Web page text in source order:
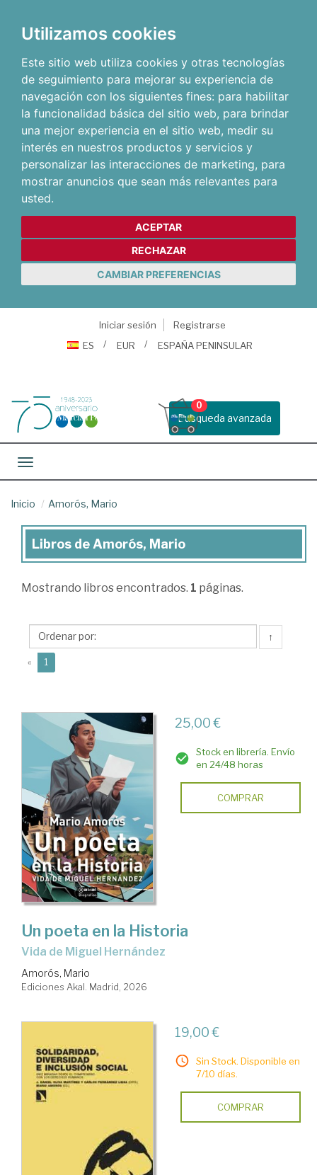
Utilizamos cookies
Este sitio web utiliza cookies y otras tecnologías
de seguimiento para mejorar su experiencia de
navegación con los siguientes fines: para habilitar
la funcionalidad básica del sitio web, para brindar
una mejor experiencia en el sitio web, medir su
interés en nuestros productos y servicios y
personalizar las interacciones de marketing, para
mostrar anuncios que sean más relevantes para
usted.
ACEPTAR
RECHAZAR
CAMBIAR PREFERENCIAS
Iniciar sesión
Registrarse
ES
EUR ESPAÑA PENINSULAR
Busqueda avanzada
0
Toggle navigation
Inicio Amorós, Mario
Libros
Amorós,
Libros de Amorós, Mario
Mostrando libros encontrados. 1 páginas.
↑
« 1
25,00 €
Stock en librería. Envío
en 24/48 horas
COMPRAR
Un poeta en la Historia
Vida de Miguel Hernández
Amorós, Mario
Ediciones Akal. Madrid, 2026
19,00 €
Sin Stock. Disponible en
7/10 días.
COMPRAR